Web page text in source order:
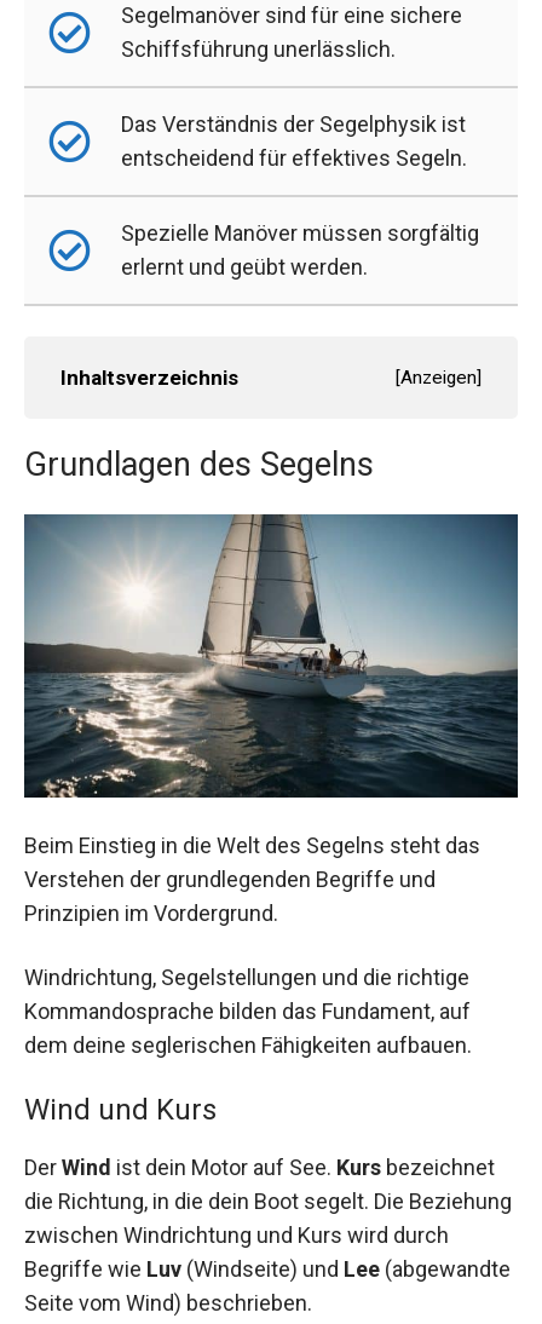
Segelmanöver sind für eine sichere
Schiffsführung unerlässlich.
Das Verständnis der Segelphysik ist
entscheidend für effektives Segeln.
Spezielle Manöver müssen sorgfältig
erlernt und geübt werden.
Inhaltsverzeichnis [Anzeigen]
Grundlagen des Segelns
Beim Einstieg in die Welt des Segelns steht das
Verstehen der grundlegenden Begriffe und
Prinzipien im Vordergrund.
Windrichtung, Segelstellungen und die richtige
Kommandosprache bilden das Fundament, auf
dem deine seglerischen Fähigkeiten aufbauen.
Wind und Kurs
DerWind ist dein Motor auf See. Kurs bezeichnet
die Richtung, in die dein Boot segelt. Die Beziehung
zwischen Windrichtung und Kurs wird durch
Begriffe wie Luv (Windseite) und Lee (abgewandte
Seite vom Wind) beschrieben.